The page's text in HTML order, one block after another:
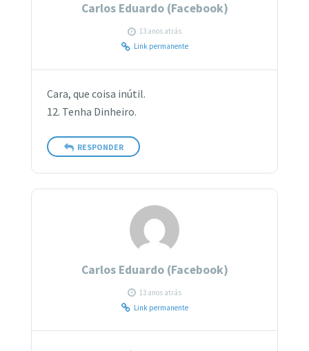
Carlos Eduardo (Facebook)
13 anos atrás
Link permanente
Cara, que coisa inútil.
12. Tenha Dinheiro.
RESPONDER
Carlos Eduardo (Facebook)
13 anos atrás
Link permanente